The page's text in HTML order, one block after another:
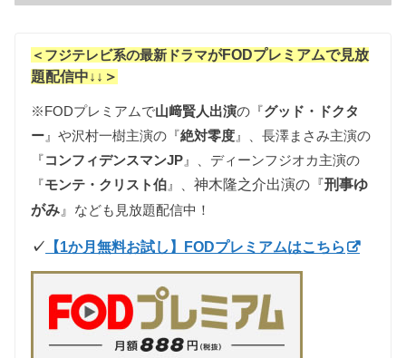
＜フジテレビ系の最新ドラマがFODプレミアムで見放
題配信中↓↓＞
※FODプレミアムで山﨑賢人出演の『グッド・ドクタ
ー』や沢村一樹主演の『絶対零度』、長澤まさみ主演の
『コンフィデンスマンJP』、ディーンフジオカ主演の
『モンテ・クリスト伯』、神木隆之介出演の『刑事ゆ
がみ』 なども見放題配信中！
✓ 【1か月無料お試し】FODプレミアムはこちら